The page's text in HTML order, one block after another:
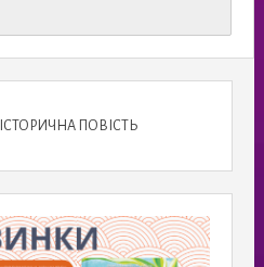
ІСТОРИЧНА ПОВІСТЬ